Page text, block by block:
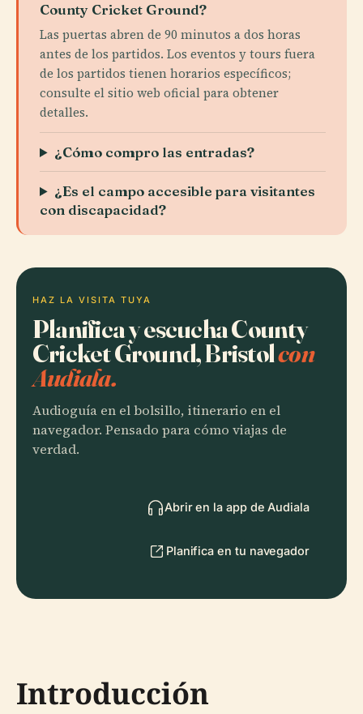
County Cricket Ground?
Las puertas abren de 90 minutos a dos horas
antes de los partidos. Los eventos y tours fuera
de los partidos tienen horarios específicos;
consulte el sitio web oficial para obtener
detalles.
¿Cómo compro las entradas?
¿Es el campo accesible para visitantes
con discapacidad?
HAZ LA VISITA TUYA
Planifica y escucha County
Cricket Ground, Bristolcon
Audiala.
Audioguía en el bolsillo, itinerario en el
navegador. Pensado para cómo viajas de
verdad.
Abrir en la app de Audiala
Planifica en tu navegador
Introducción